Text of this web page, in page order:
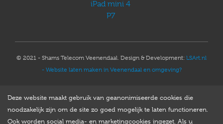
iPad mini 4
P7
© 2021 - Shams Telecom Veenendaal. Design & Development: LSArt.nl
- Website laten maken in Veenendaal en omgeving?
Deze website maakt gebruik van geanonimiseerde cookies die
noodzakelijk zijn om de site zo goed mogelijk te laten functioneren.
Ook worden social media- en marketingcookies ingezet. Als u